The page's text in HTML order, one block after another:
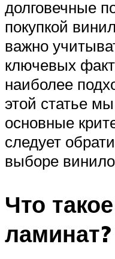
долговечные
покупкой
важно
ключевых
наиболее
этой статье
основные
следует
выборе
Что
ламинат?